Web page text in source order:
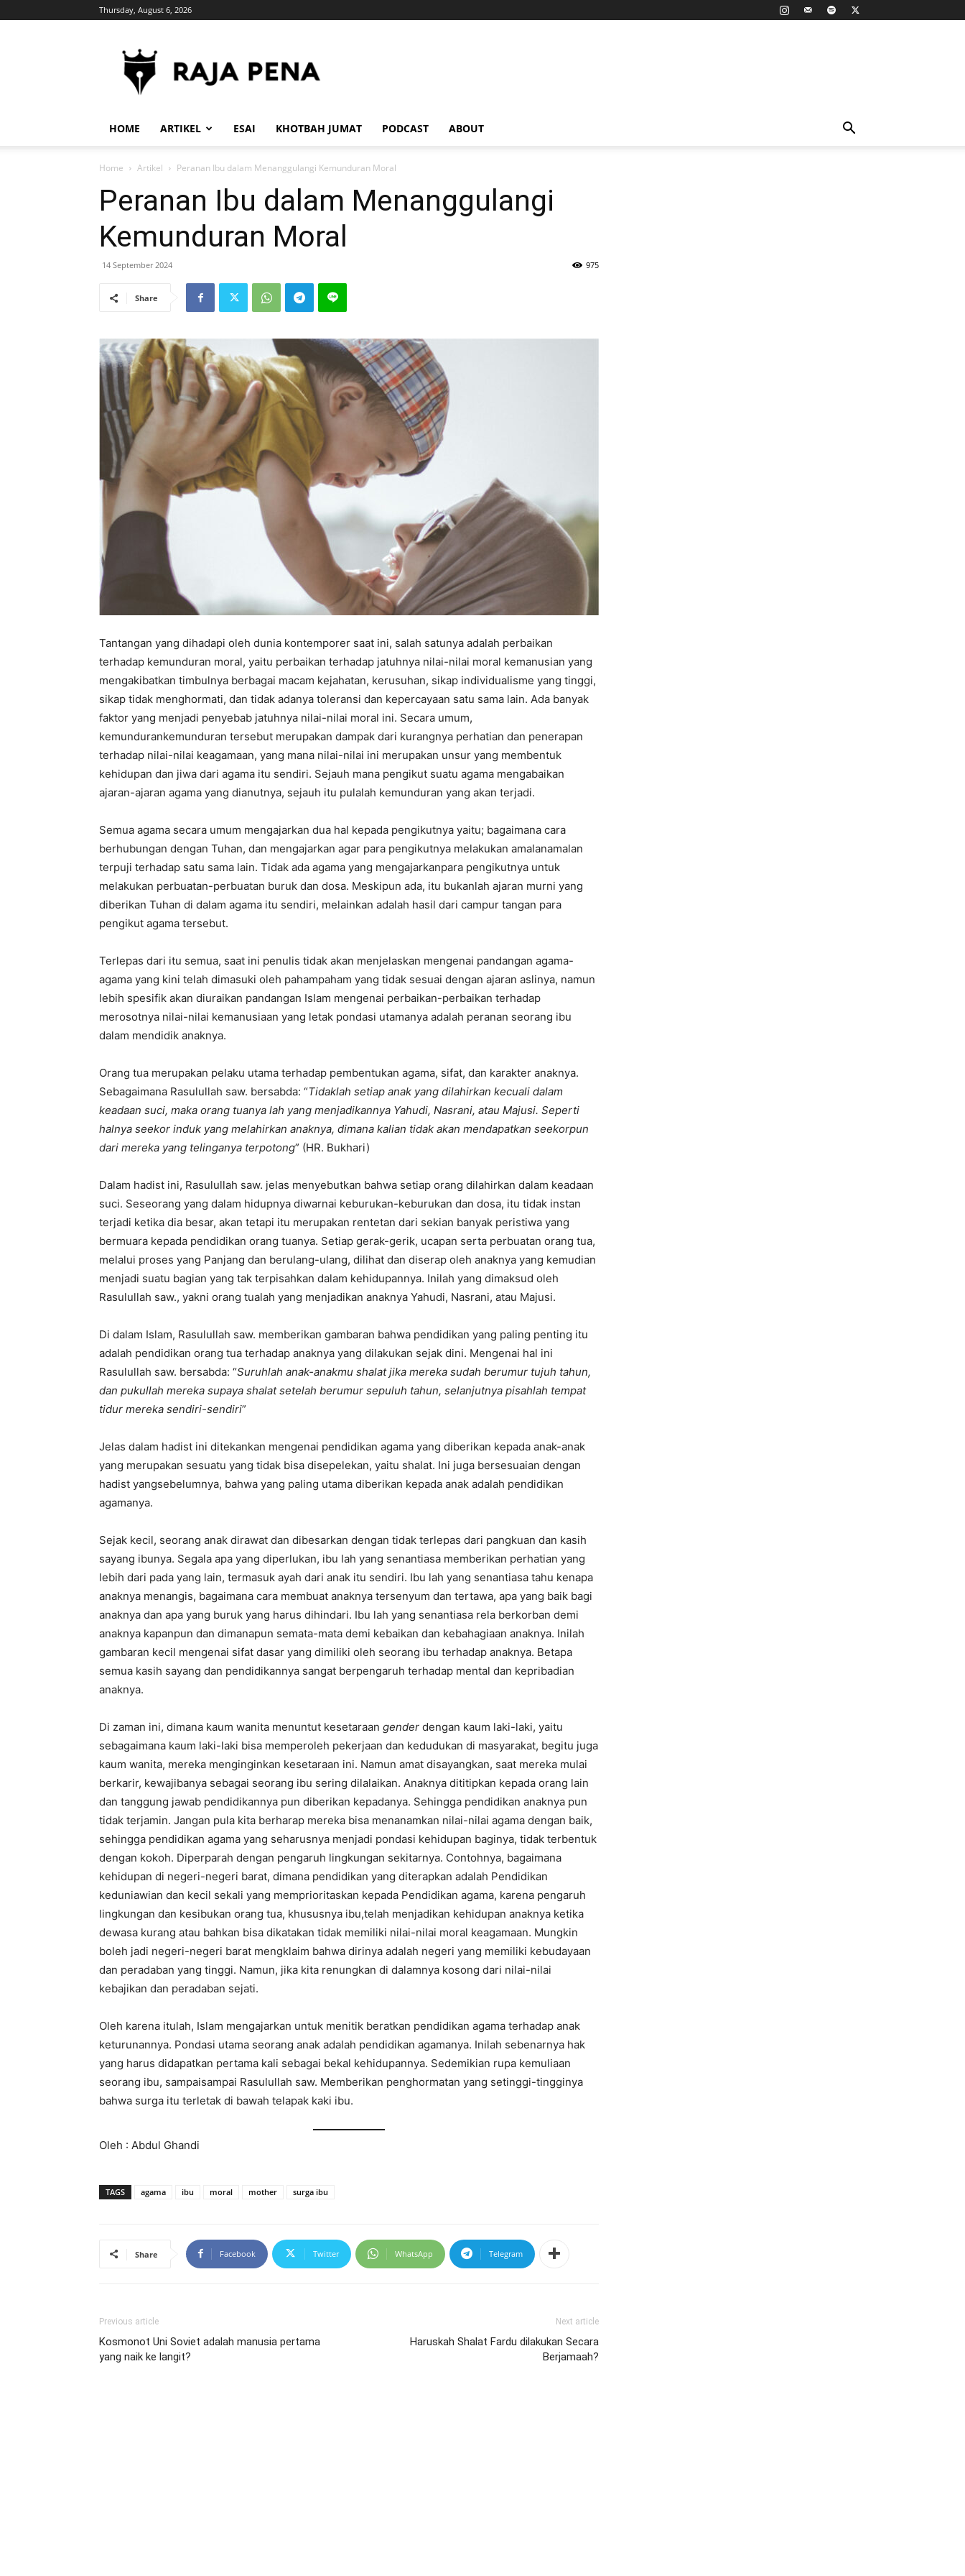
Thursday, August 6, 2026
HOME ARTIKEL ESAI KHOTBAH JUMAT PODCAST ABOUT
Home Artikel Peranan Ibu dalam Menanggulangi Kemunduran Moral
Peranan Ibu dalam Menanggulangi
Kemunduran Moral
14 September 2024 975
Share
Tantangan yang dihadapi oleh dunia kontemporer saat ini, salah satunya adalah perbaikan
terhadap kemunduran moral, yaitu perbaikan terhadap jatuhnya nilai-nilai moral kemanusian yang
mengakibatkan timbulnya berbagai macam kejahatan, kerusuhan, sikap individualisme yang tinggi,
sikap tidak menghormati, dan tidak adanya toleransi dan kepercayaan satu sama lain. Ada banyak
faktor yang menjadi penyebab jatuhnya nilai-nilai moral ini. Secara umum,
kemundurankemunduran tersebut merupakan dampak dari kurangnya perhatian dan penerapan
terhadap nilai-nilai keagamaan, yang mana nilai-nilai ini merupakan unsur yang membentuk
kehidupan dan jiwa dari agama itu sendiri. Sejauh mana pengikut suatu agama mengabaikan
ajaran-ajaran agama yang dianutnya, sejauh itu pulalah kemunduran yang akan terjadi.
Semua agama secara umum mengajarkan dua hal kepada pengikutnya yaitu; bagaimana cara
berhubungan dengan Tuhan, dan mengajarkan agar para pengikutnya melakukan amalanamalan
terpuji terhadap satu sama lain. Tidak ada agama yang mengajarkanpara pengikutnya untuk
melakukan perbuatan-perbuatan buruk dan dosa. Meskipun ada, itu bukanlah ajaran murni yang
diberikan Tuhan di dalam agama itu sendiri, melainkan adalah hasil dari campur tangan para
pengikut agama tersebut.
Terlepas dari itu semua, saat ini penulis tidak akan menjelaskan mengenai pandangan agama-
agama yang kini telah dimasuki oleh pahampaham yang tidak sesuai dengan ajaran aslinya, namun
lebih spesifik akan diuraikan pandangan Islam mengenai perbaikan-perbaikan terhadap
merosotnya nilai-nilai kemanusiaan yang letak pondasi utamanya adalah peranan seorang ibu
dalam mendidik anaknya.
Orang tua merupakan pelaku utama terhadap pembentukan agama, sifat, dan karakter anaknya.
Sebagaimana Rasulullah saw. bersabda: “Tidaklah setiap anak yang dilahirkan kecuali dalam
keadaan suci, maka orang tuanya lah yang menjadikannya Yahudi, Nasrani, atau Majusi. Seperti
halnya seekor induk yang melahirkan anaknya, dimana kalian tidak akan mendapatkan seekorpun
dari mereka yang telinganya terpotong” (HR. Bukhari)
Dalam hadist ini, Rasulullah saw. jelas menyebutkan bahwa setiap orang dilahirkan dalam keadaan
suci. Seseorang yang dalam hidupnya diwarnai keburukan-keburukan dan dosa, itu tidak instan
terjadi ketika dia besar, akan tetapi itu merupakan rentetan dari sekian banyak peristiwa yang
bermuara kepada pendidikan orang tuanya. Setiap gerak-gerik, ucapan serta perbuatan orang tua,
melalui proses yang Panjang dan berulang-ulang, dilihat dan diserap oleh anaknya yang kemudian
menjadi suatu bagian yang tak terpisahkan dalam kehidupannya. Inilah yang dimaksud oleh
Rasulullah saw., yakni orang tualah yang menjadikan anaknya Yahudi, Nasrani, atau Majusi.
Di dalam Islam, Rasulullah saw. memberikan gambaran bahwa pendidikan yang paling penting itu
adalah pendidikan orang tua terhadap anaknya yang dilakukan sejak dini. Mengenai hal ini
Rasulullah saw. bersabda: “Suruhlah anak-anakmu shalat jika mereka sudah berumur tujuh tahun,
dan pukullah mereka supaya shalat setelah berumur sepuluh tahun, selanjutnya pisahlah tempat
tidur mereka sendiri-sendiri”
Jelas dalam hadist ini ditekankan mengenai pendidikan agama yang diberikan kepada anak-anak
yang merupakan sesuatu yang tidak bisa disepelekan, yaitu shalat. Ini juga bersesuaian dengan
hadist yangsebelumnya, bahwa yang paling utama diberikan kepada anak adalah pendidikan
agamanya.
Sejak kecil, seorang anak dirawat dan dibesarkan dengan tidak terlepas dari pangkuan dan kasih
sayang ibunya. Segala apa yang diperlukan, ibu lah yang senantiasa memberikan perhatian yang
lebih dari pada yang lain, termasuk ayah dari anak itu sendiri. Ibu lah yang senantiasa tahu kenapa
anaknya menangis, bagaimana cara membuat anaknya tersenyum dan tertawa, apa yang baik bagi
anaknya dan apa yang buruk yang harus dihindari. Ibu lah yang senantiasa rela berkorban demi
anaknya kapanpun dan dimanapun semata-mata demi kebaikan dan kebahagiaan anaknya. Inilah
gambaran kecil mengenai sifat dasar yang dimiliki oleh seorang ibu terhadap anaknya. Betapa
semua kasih sayang dan pendidikannya sangat berpengaruh terhadap mental dan kepribadian
anaknya.
Di zaman ini, dimana kaum wanita menuntut kesetaraan gender dengan kaum laki-laki, yaitu
sebagaimana kaum laki-laki bisa memperoleh pekerjaan dan kedudukan di masyarakat, begitu juga
kaum wanita, mereka menginginkan kesetaraan ini. Namun amat disayangkan, saat mereka mulai
berkarir, kewajibanya sebagai seorang ibu sering dilalaikan. Anaknya dititipkan kepada orang lain
dan tanggung jawab pendidikannya pun diberikan kepadanya. Sehingga pendidikan anaknya pun
tidak terjamin. Jangan pula kita berharap mereka bisa menanamkan nilai-nilai agama dengan baik,
sehingga pendidikan agama yang seharusnya menjadi pondasi kehidupan baginya, tidak terbentuk
dengan kokoh. Diperparah dengan pengaruh lingkungan sekitarnya. Contohnya, bagaimana
kehidupan di negeri-negeri barat, dimana pendidikan yang diterapkan adalah Pendidikan
keduniawian dan kecil sekali yang memprioritaskan kepada Pendidikan agama, karena pengaruh
lingkungan dan kesibukan orang tua, khususnya ibu,telah menjadikan kehidupan anaknya ketika
dewasa kurang atau bahkan bisa dikatakan tidak memiliki nilai-nilai moral keagamaan. Mungkin
boleh jadi negeri-negeri barat mengklaim bahwa dirinya adalah negeri yang memiliki kebudayaan
dan peradaban yang tinggi. Namun, jika kita renungkan di dalamnya kosong dari nilai-nilai
kebajikan dan peradaban sejati.
Oleh karena itulah, Islam mengajarkan untuk menitik beratkan pendidikan agama terhadap anak
keturunannya. Pondasi utama seorang anak adalah pendidikan agamanya. Inilah sebenarnya hak
yang harus didapatkan pertama kali sebagai bekal kehidupannya. Sedemikian rupa kemuliaan
seorang ibu, sampaisampai Rasulullah saw. Memberikan penghormatan yang setinggi-tingginya
bahwa surga itu terletak di bawah telapak kaki ibu.
Oleh : Abdul Ghandi
TAGS agama ibu moral mother surga ibu
Share Facebook Twitter WhatsApp Telegram
Previous article
Kosmonot Uni Soviet adalah manusia pertama
yang naik ke langit?
Next article
Haruskah Shalat Fardu dilakukan Secara
Berjamaah?